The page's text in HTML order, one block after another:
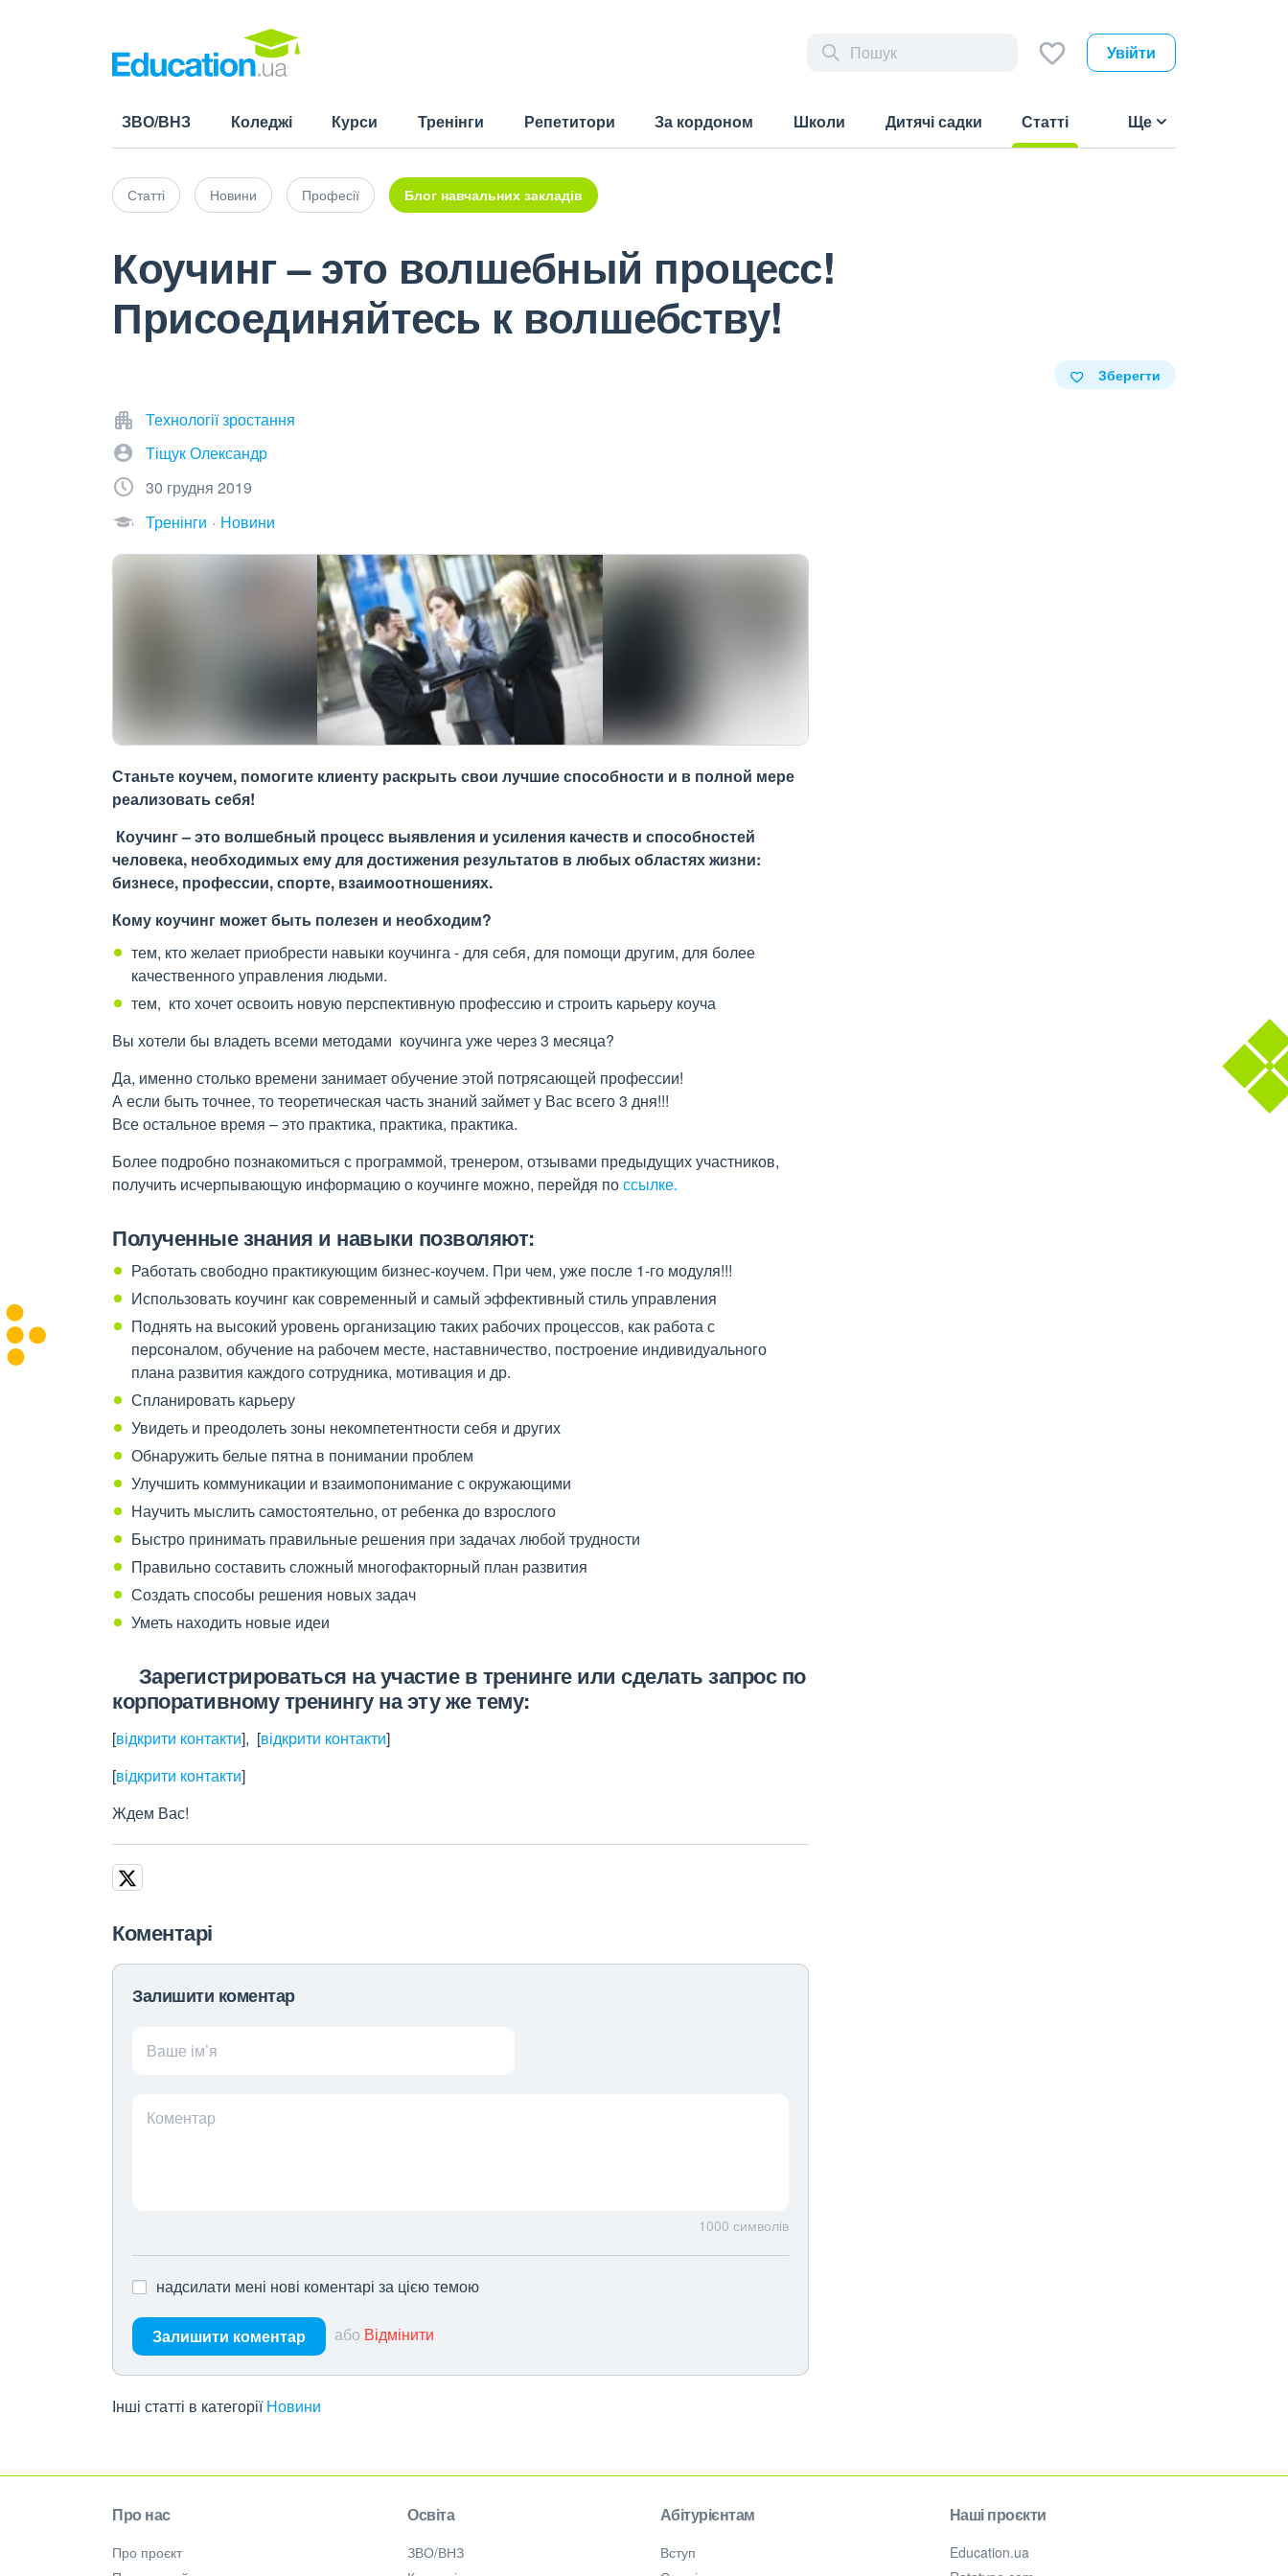
Увійти
ЗВО/ВНЗ Коледжі Курси Тренінги Репетитори За кордоном Школи Дитячі садки
Статті
Ще
Статті Новини Професії Блог навчальних закладів
Коучинг – это волшебный процесс!
Присоединяйтесь к волшебству!
Зберегти
Технології зростання
Тіщук Олександр
30 грудня 2019
Тренінги
Новини
Станьте коучем, помогите клиенту раскрыть свои лучшие способности и в полной мере
реализовать себя!
Коучинг – это волшебный процесс выявления и усиления качеств и способностей
человека, необходимых ему для достижения результатов в любых областях жизни:
бизнесе, профессии, спорте, взаимоотношениях.
Кому коучинг может быть полезен и необходим?
тем, кто желает приобрести навыки коучинга - для себя, для помощи другим, для более
качественного управления людьми.
тем, кто хочет освоить новую перспективную профессию и строить карьеру коуча
Вы хотели бы владеть всеми методами коучинга уже через 3 месяца?
Да, именно столько времени занимает обучение этой потрясающей профессии!
А если быть точнее, то теоретическая часть знаний займет у Вас всего 3 дня!!!
Все остальное время – это практика, практика, практика.
Более подробно познакомиться с программой, тренером, отзывами предыдущих участников,
получить исчерпывающую информацию о коучинге можно, перейдя поссылке.
Полученные знания и навыки позволяют:
Работать свободно практикующим бизнес-коучем. При чем, уже после 1-го модуля!!!
Использовать коучинг как современный и самый эффективный стиль управления
Поднять на высокий уровень организацию таких рабочих процессов, как работа с
персоналом, обучение на рабочем месте, наставничество, построение индивидуального
плана развития каждого сотрудника, мотивация и др.
Спланировать карьеру
Увидеть и преодолеть зоны некомпетентности себя и других
Обнаружить белые пятна в понимании проблем
Улучшить коммуникации и взаимопонимание с окружающими
Научить мыслить самостоятельно, от ребенка до взрослого
Быстро принимать правильные решения при задачах любой трудности
Правильно составить сложный многофакторный план развития
Создать способы решения новых задач
Уметь находить новые идеи
Зарегистрироваться на участие в тренинге или сделать запрос по
корпоративному тренингу на эту же тему:
[відкрити контакти], [відкрити контакти]
[відкрити контакти]
Ждем Вас!
Коментарі
Залишити коментар
Ваше ім’я
Коментар
1000 символів
надсилати мені нові коментарі за цією темою
Залишити коментар або Відмінити
Інші статті в категорії Новини
Про нас
Про проєкт
Освіта
ЗВО/ВНЗ
Абітурієнтам
Вступ
Наші проєкти
Education.ua